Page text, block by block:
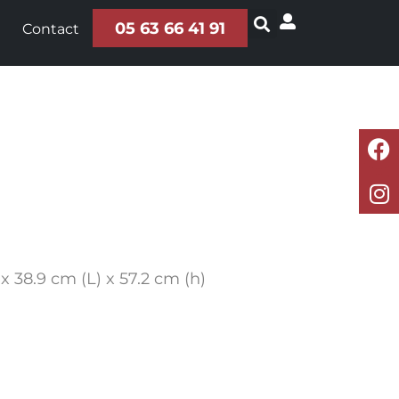
Contact 05 63 66 41 91
38.9 cm (L) x 57.2 cm (h)